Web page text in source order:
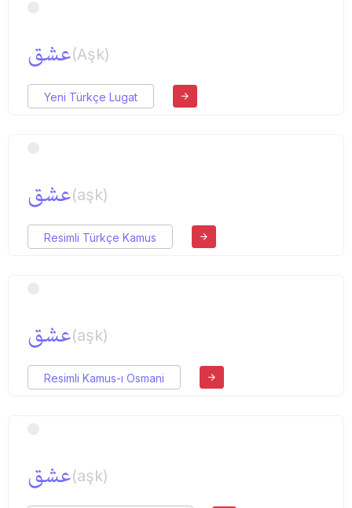
عشق(Aşk)
Yeni Türkçe Lugat
عشق(aşk)
Resimli Türkçe Kamus
عشق(aşk)
Resimli Kamus-ı Osmani
عشق(aşk)